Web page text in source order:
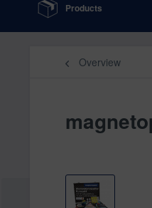
Products
Overview